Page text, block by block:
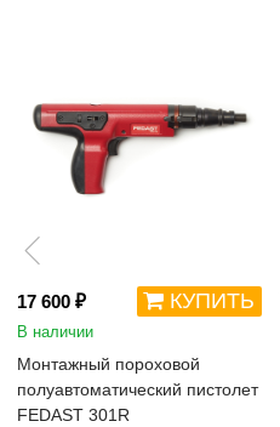
17 600 ₽ КУПИТЬ
В наличии
Монтажный пороховой
полуавтоматический пистолет
FEDAST 301R